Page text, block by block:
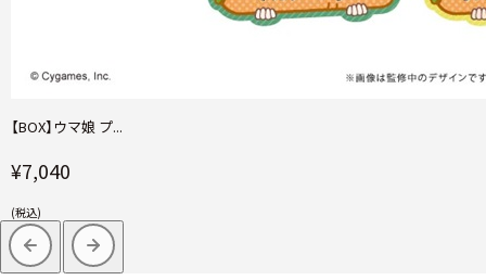
【BOX】ウマ娘 プ...
¥7,040
(税込)